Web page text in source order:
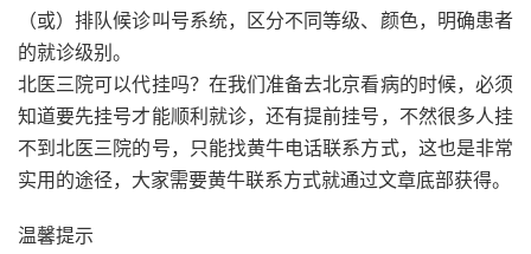
（或）排队候诊叫号系统，区分不同等级、颜色，明确患者
的就诊级别。
北医三院可以代挂吗？在我们准备去北京看病的时候，必须
知道要先挂号才能顺利就诊，还有提前挂号，不然很多人挂
不到北医三院的号，只能找黄牛电话联系方式，这也是非常
实用的途径，大家需要黄牛联系方式就通过文章底部获得。
温馨提示